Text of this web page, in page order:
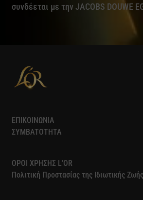
συνδέεται με την JACOBS DOUWE
ΕΠΙΚΟΙΝΩΝΙΑ
ΣΥΜΒΑΤΟΤΗΤΑ
ΟΡΟΙ ΧΡΗΣΗΣ L’OR
Πολιτική Προστασίας της Ιδιωτικής Ζωής​